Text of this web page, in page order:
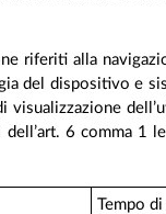
riferiti alla
del dispositivo e
6 comma 1
Tempo